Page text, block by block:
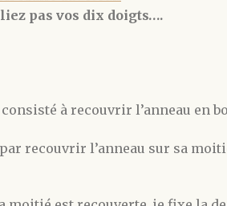
pas vos dix doigts….
consisté à recouvrir l’anneau en
recouvrir l’anneau sur sa